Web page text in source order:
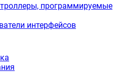
программируемые
интерфейсов